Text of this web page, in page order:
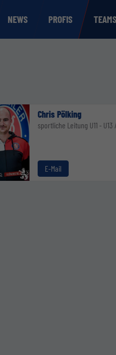
NEWS PROFIS TEAMS
Chris Pölking
sportliche Leitung U11 -
E-Mail